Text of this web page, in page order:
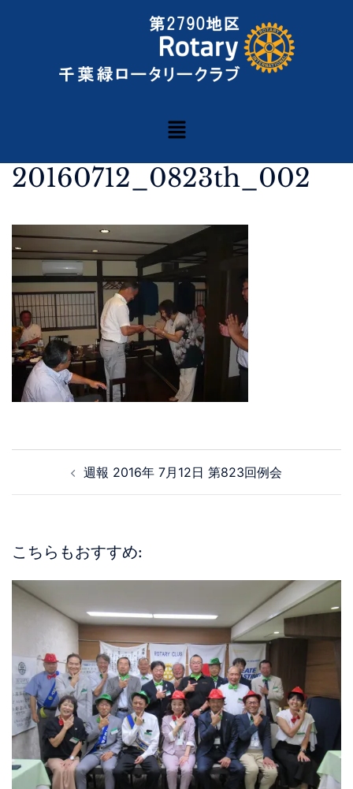
20160712_0823th_002
週報 2016年 7月12日 第823回例会
こちらもおすすめ: